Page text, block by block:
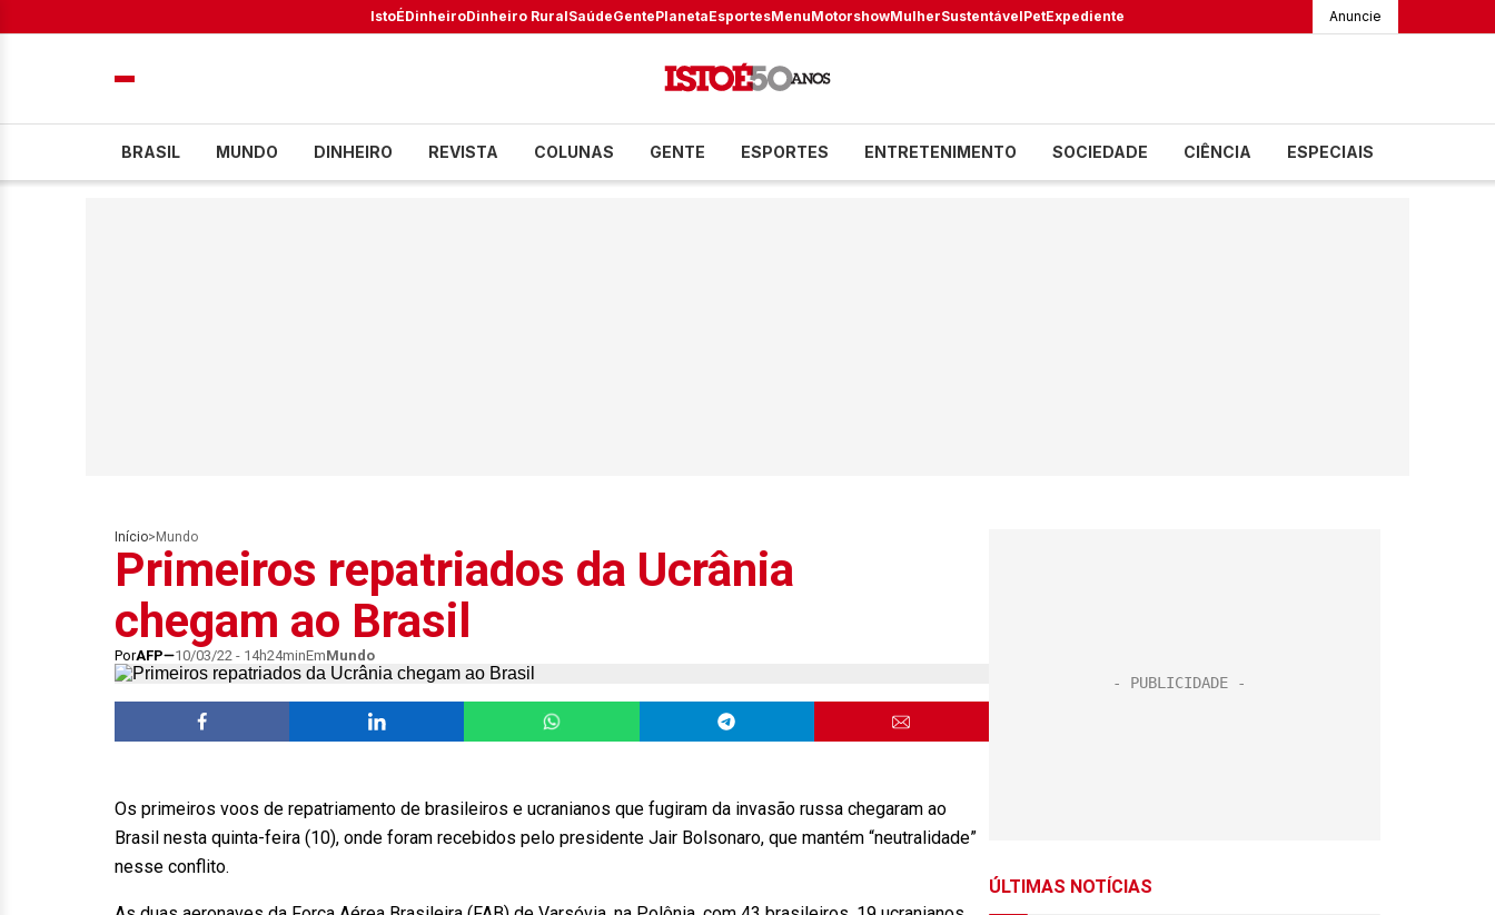
IstoÉDinheiroDinheiro RuralSaúdeGentePlanetaEsportesMenuMotorshowMulherSustentávelPetExpediente Anuncie
BRASIL MUNDO DINHEIRO REVISTA COLUNAS GENTE ESPORTES ENTRETENIMENTO SOCIEDADE CIÊNCIA ESPECIAIS
Início> Mundo
Primeiros repatriados da Ucrânia
chegam ao Brasil
PorAFP 10/03/22 - 14h24minEmMundo
Os primeiros voos de repatriamento de brasileiros e ucranianos que fugiram da invasão russa chegaram ao
Brasil nesta quinta-feira (10), onde foram recebidos pelo presidente Jair Bolsonaro, que mantém “neutralidade”
nesse conflito.